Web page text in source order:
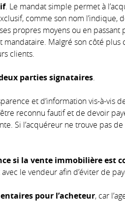
. Le mandat simple permet à
comme son nom l’indique,
propres moyens ou en
Malgré son côté
clients.
parties signataires.
et d’information vis-à-vis
reconnu fautif et de devoir
Si l’acquéreur ne trouve pas
si la vente immobilière est
le vendeur afin d’éviter de
pour l’acheteur, car